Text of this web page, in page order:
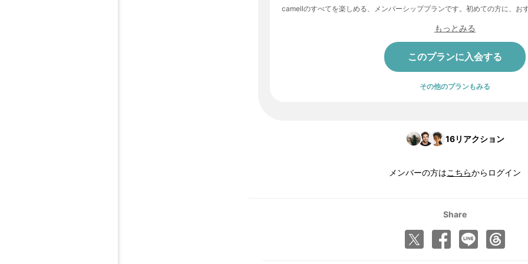
camellのすべてを楽しめる、メンバーシッププランです。初めての方に、お
もっとみる
このプランに入会する
その他のプランもみる
16リアクション
メンバーの方はこちらからログイン
Share